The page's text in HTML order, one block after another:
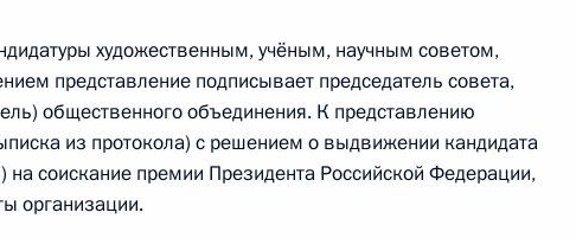
художественным, учёным, научным советом,
представление подписывает председатель совета,
общественного объединения. К представлению
из протокола) с решением о выдвижении кандидата
на соискание премии Президента Российской Федерации,
организации.